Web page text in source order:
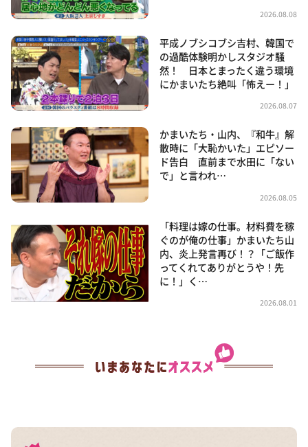
2026.08.08
平成ノブシコブシ吉村、韓国で
の過酷体験明かしスタジオ騒
然！ 日本とまったく違う環境
にかまいたち絶叫「怖えー！」
2026.08.07
かまいたち・山内、『和牛』解
散時に「大恥かいた」エピソー
ド告白 直前まで水田に「ない
で」と言われ…
2026.08.05
「料理は嫁の仕事。材料費を稼
ぐのが俺の仕事」かまいたち山
内、炎上発言再び！？「ご飯作
ってくれてありがとうや！先
に！」く…
2026.08.01